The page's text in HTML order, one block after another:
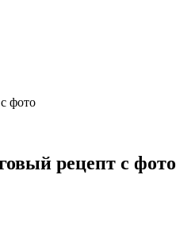
фото
рецепт с фото